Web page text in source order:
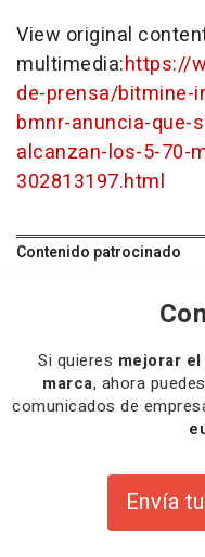
View original
multimedia:https://
de-prensa/bitmine-
bmnr-anuncia-que-
alcanzan-los-5-70-
302813197.html
Contenido patrocinado
Si quieres mejorar
marca, ahora
comunicados de
Envía